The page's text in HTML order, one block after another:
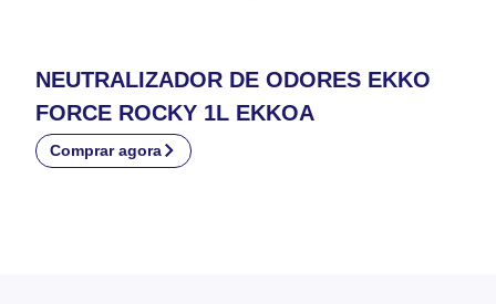
NEUTRALIZADOR DE ODORES EKKO
FORCE ROCKY 1L EKKOA
Comprar agora